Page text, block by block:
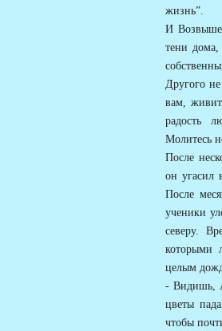
жизнь”.
И
тени
Другого
вам,
радость
Молитесь
После
он угасил
После
ученики
северу.
которыми
целым
- Видишь,
цветы
чтобы